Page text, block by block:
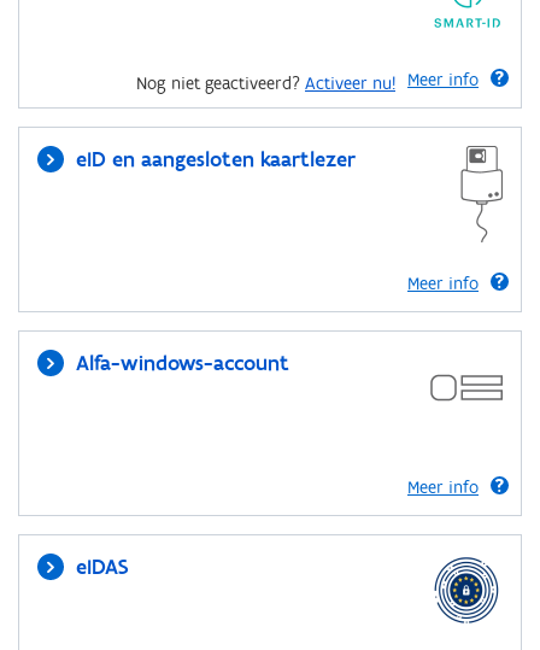
Meer info
Nog niet geactiveerd? Activeer nu!
eID en aangesloten kaartlezer
Meer info
Alfa-windows-account
Meer info
eIDAS